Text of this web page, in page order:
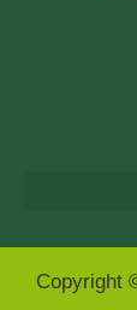
Copyright